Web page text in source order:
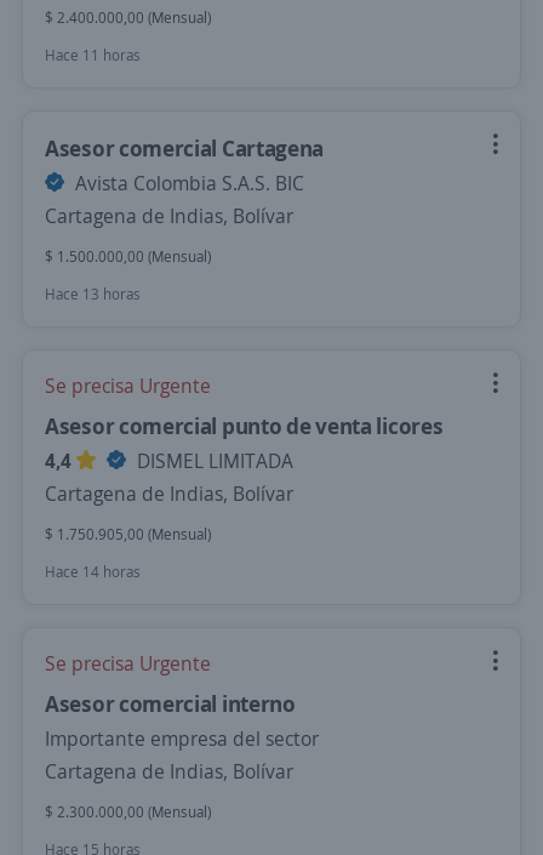
$ 2.400.000,00 (Mensual)
Hace 11 horas
Asesor comercial Cartagena
Avista Colombia S.A.S. BIC
Cartagena de Indias, Bolívar
$ 1.500.000,00 (Mensual)
Hace 13 horas
Se precisa Urgente
Asesor comercial punto de venta licores
4,4
DISMEL LIMITADA
Cartagena de Indias, Bolívar
$ 1.750.905,00 (Mensual)
Hace 14 horas
Se precisa Urgente
Asesor comercial interno
Importante empresa del sector
Cartagena de Indias, Bolívar
$ 2.300.000,00 (Mensual)
Hace 15 horas